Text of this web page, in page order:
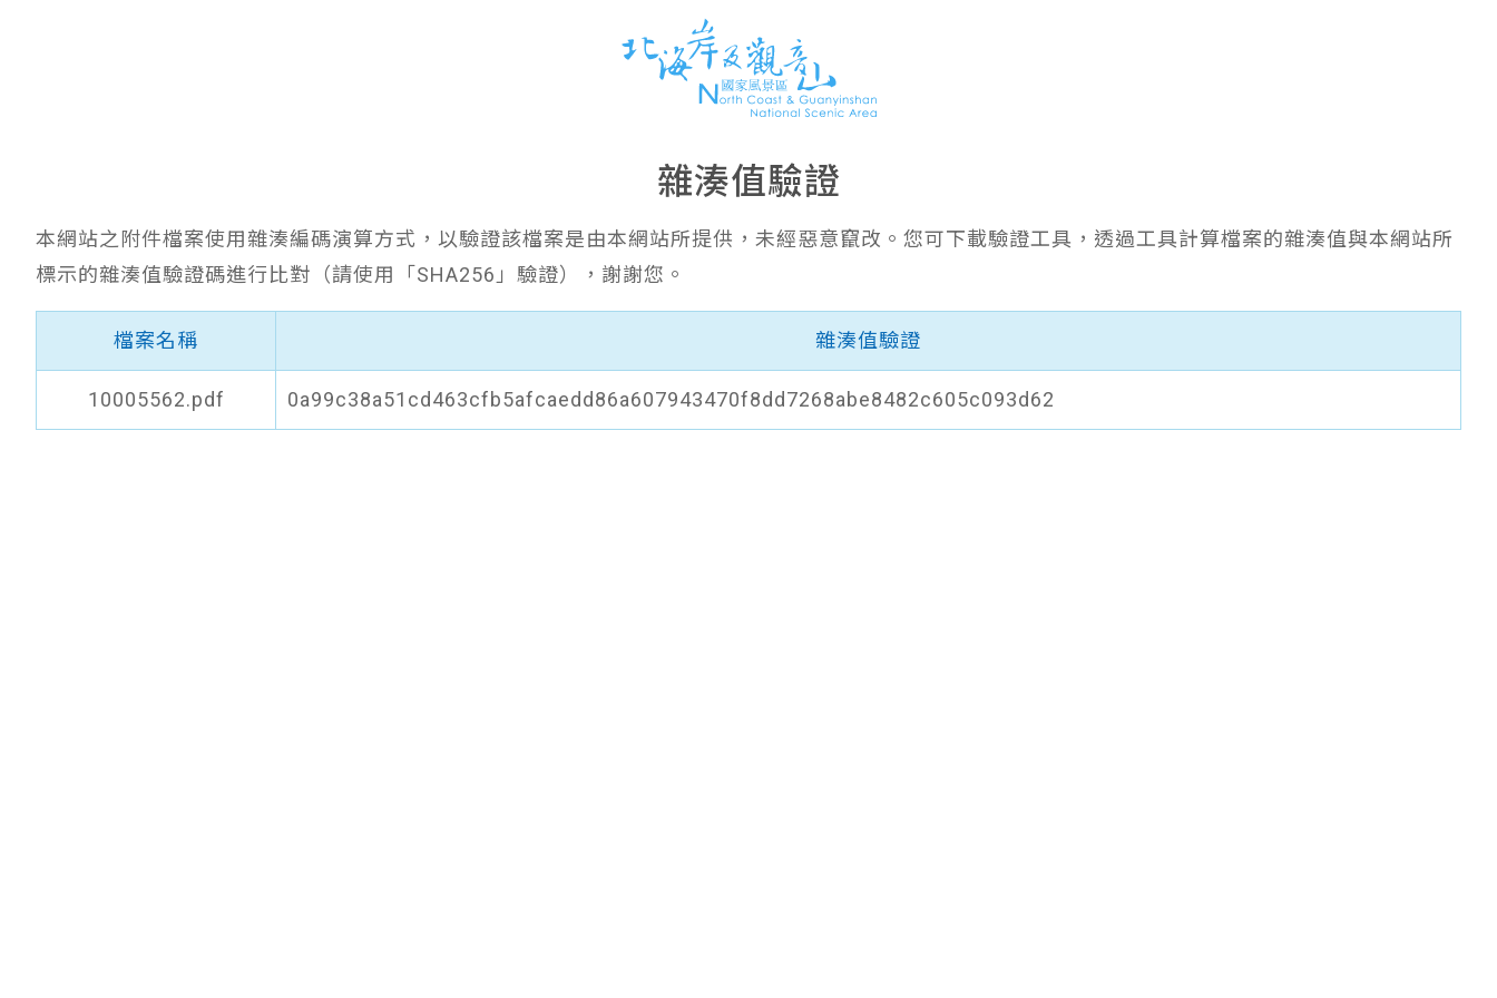
雜湊值驗證
本網站之附件檔案使用雜湊編碼演算方式，以驗證該檔案是由本網站所提供，未經惡意竄改。您可下載驗證工具，透過工具計算檔案的雜湊值與本網站所
標示的雜湊值驗證碼進行比對（請使用「SHA256」驗證），謝謝您。
檔案名稱 雜湊值驗證
10005562.pdf 0a99c38a51cd463cfb5afcaedd86a607943470f8dd7268abe8482c605c093d62